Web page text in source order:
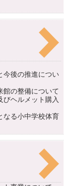
後の推進につい
の整備について
ヘルメット購入
る小中学校体育